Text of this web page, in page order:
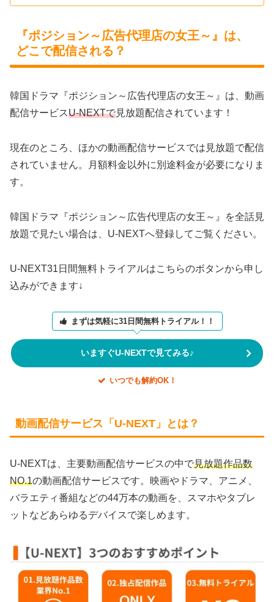
『ポジション～広告代理店の女王～』は、
どこで配信される？
韓国ドラマ『ポジション～広告代理店の女王～』は、動画
配信サービスU-NEXTで見放題配信されています！
現在のところ、ほかの動画配信サービスでは見放題で配信
されていません。月額料金以外に別途料金が必要になりま
す。
韓国ドラマ『ポジション～広告代理店の女王～』を全話見
放題で見たい場合は、U-NEXTへ登録してご覧ください。
U-NEXT31日間無料トライアルはこちらのボタンから申し
込みができます↓
まずは気軽に31日間無料トライアル！！
いますぐU-NEXTで見てみる♪
いつでも解約OK！
動画配信サービス「U-NEXT」とは？
U-NEXTは、主要動画配信サービスの中で見放題作品数
NO.1の動画配信サービスです。映画やドラマ、アニメ、
バラエティ番組などの44万本の動画を、スマホやタブレ
ットなどあらゆるデバイスで楽しめます。